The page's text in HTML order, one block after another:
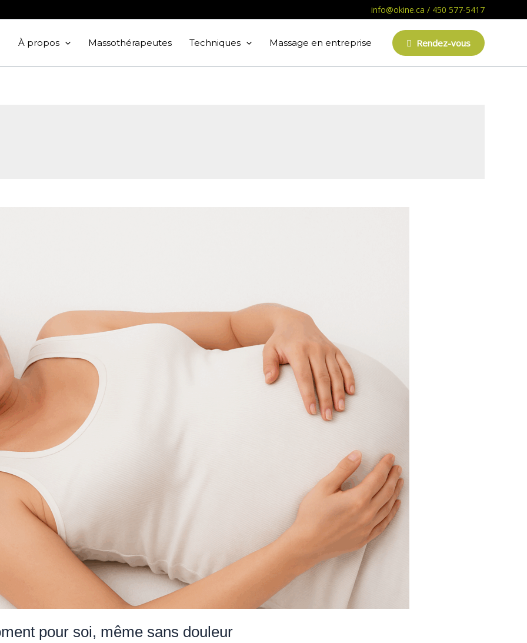
info@okine.ca / 450 577-5417
À propos Massothérapeutes Techniques Massage en entreprise Rendez-vous
pour soi, même sans douleur